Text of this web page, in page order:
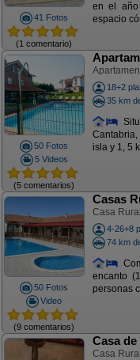
41 Fotos
(1 comentario)
en el año
espacio
50 Fotos
5 Videos
(5 comentarios)
18+2
35 km
isla y 1, 5
50 Fotos
Video
(9 comentarios)
Casas
Casa
4-26+8
74 km
encanto
personas
Casa
Casa